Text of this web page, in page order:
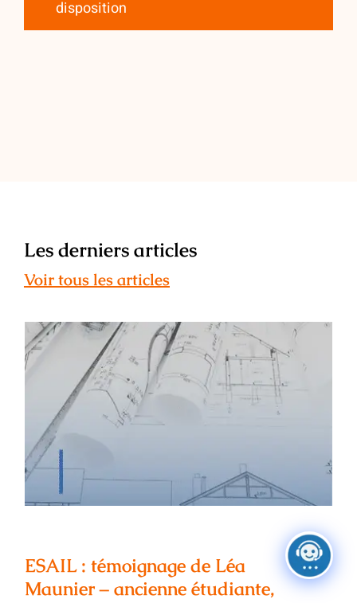
disposition
Les derniers articles
Voir tous les articles
ESAIL : témoignage de Léa Maunier –
ancienne étudiante, architecte
ESAIL : témoignage de Léa
Maunier – ancienne étudiante,